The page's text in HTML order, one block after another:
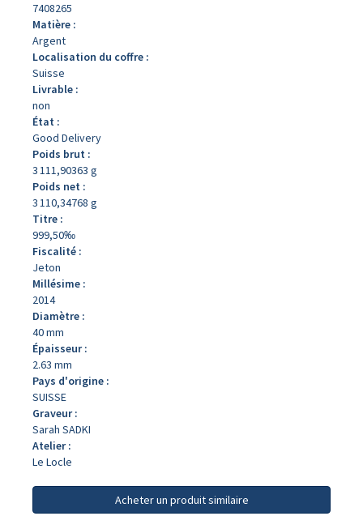
7408265
Matière :
Argent
Localisation du coffre :
Suisse
Livrable :
non
État :
Good Delivery
Poids brut :
3 111,90363 g
Poids net :
3 110,34768 g
Titre :
999,50‰
Fiscalité :
Jeton
Millésime :
2014
Diamètre :
40 mm
Épaisseur :
2.63 mm
Pays d'origine :
SUISSE
Graveur :
Sarah SADKI
Atelier :
Le Locle
Acheter un produit similaire